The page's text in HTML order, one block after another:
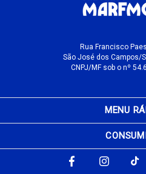
Rua Francisco
São José dos Campos/
CNPJ/MF sob o nº
MENU